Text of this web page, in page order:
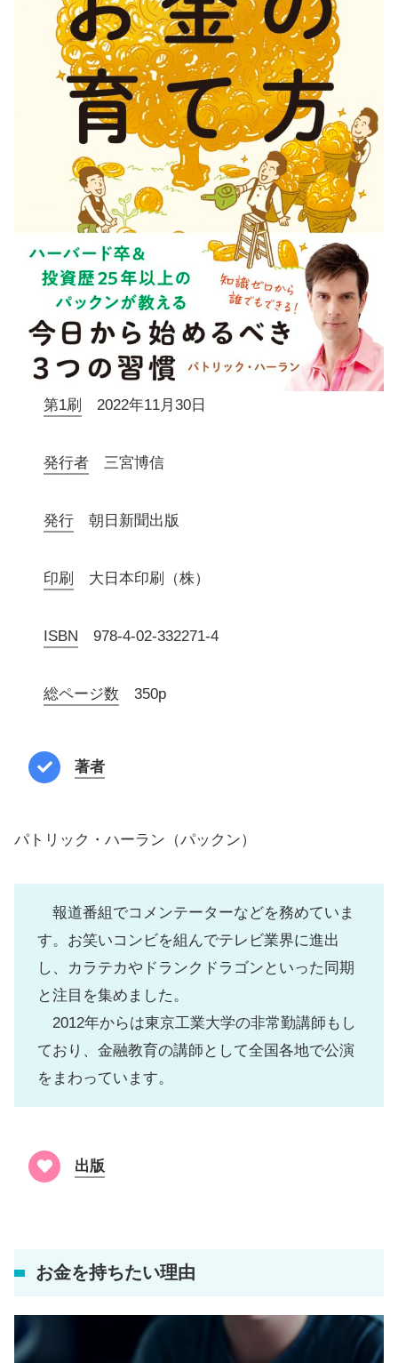
第1刷 2022年11月30日
発行者 三宮博信
発行 朝日新聞出版
印刷 大日本印刷（株）
ISBN 978-4-02-332271-4
総ページ数 350p
著者
パトリック・ハーラン（パックン）
報道番組でコメンテーターなどを務めていま
す。お笑いコンビを組んでテレビ業界に進出
し、カラテカやドランクドラゴンといった同期
と注目を集めました。
2012年からは東京工業大学の非常勤講師もし
ており、金融教育の講師として全国各地で公演
をまわっています。
出版
お金を持ちたい理由